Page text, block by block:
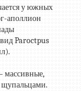
у южных
аполлион
Paroctpus
массивные,
щупальцами.